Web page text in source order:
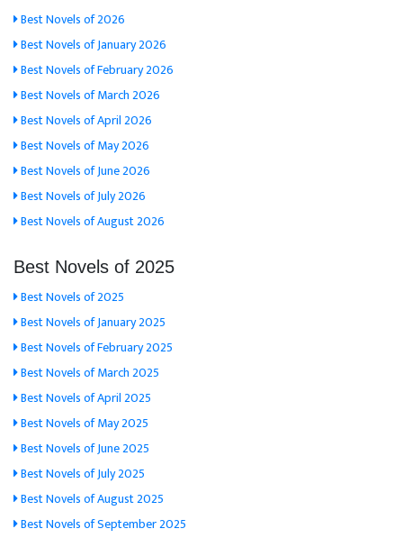
Best Novels of 2026
Best Novels of January 2026
Best Novels of February 2026
Best Novels of March 2026
Best Novels of April 2026
Best Novels of May 2026
Best Novels of June 2026
Best Novels of July 2026
Best Novels of August 2026
Best Novels of 2025
Best Novels of 2025
Best Novels of January 2025
Best Novels of February 2025
Best Novels of March 2025
Best Novels of April 2025
Best Novels of May 2025
Best Novels of June 2025
Best Novels of July 2025
Best Novels of August 2025
Best Novels of September 2025